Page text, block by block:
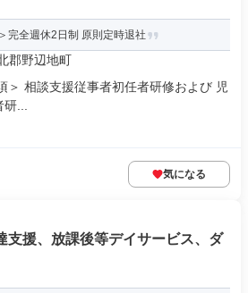
完全週休2日制 原則定時退社
郡野辺地町
＞ 相談支援従事者初任者研修および 児
...
気になる
支援、放課後等デイサービス、ダ